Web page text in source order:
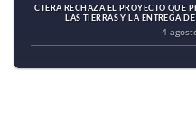
CTERA RECHAZA EL PROYECTO QUE
LAS TIERRAS Y LA ENTREGA
4